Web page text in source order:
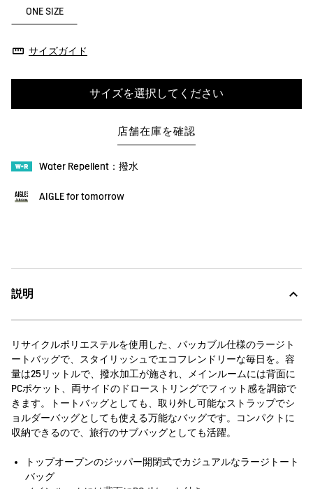
ONE SIZE
サイズガイド
サイズを選択してください
店舗在庫を確認
Water Repellent：撥水
AIGLE for tomorrow
説明
リサイクルポリエステルを使用した、パッカブル仕様のラージト
ートバッグで、スタイリッシュでエコフレンドリーな毎日を。容
量は25リットルで、撥水加工が施され、メインルームには背面に
PCポケット、両サイドのドローストリングでフィット感を調節で
きます。トートバッグとしても、取り外し可能なストラップでシ
ョルダーバッグとしても使える万能なバッグです。コンパクトに
収納できるので、旅行のサブバッグとしても活躍。
トップオープンのジッパー開閉式でカジュアルなラージトート
バッグ